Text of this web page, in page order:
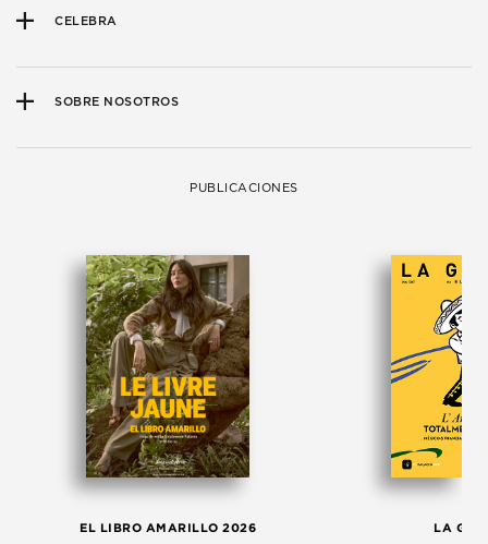
CELEBRA
SOBRE NOSOTROS
PUBLICACIONES
EL LIBRO AMARILLO 2026 LA